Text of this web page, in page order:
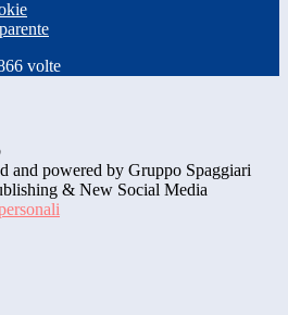
volte
and powered by Gruppo Spaggiari
& New Social Media